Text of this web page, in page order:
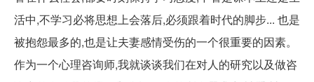
活中,不学习必将思想上会落后,必须跟着时代的脚步... 也是
被抱怨最多的,也是让夫妻感情受伤的一个很重要的因素。
作为一个心理咨询师,我就谈谈我们在对人的研究以及做咨